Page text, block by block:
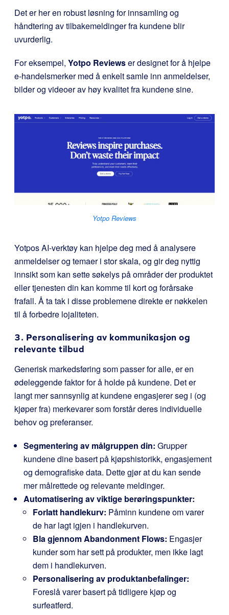
Det er her en robust løsning for innsamling og
håndtering av tilbakemeldinger fra kundene blir
uvurderlig.
For eksempel, Yotpo Reviewser designet for å hjelpe
e-handelsmerker med å enkelt samle inn anmeldelser,
bilder og videoer av høy kvalitet fra kundene sine.
Yotpo Reviews
Yotpos AI-verktøy kan hjelpe deg med å analysere
anmeldelser og temaer i stor skala, og gir deg nyttig
innsikt som kan sette søkelys på områder der produktet
eller tjenesten din kan komme til kort og forårsake
frafall. Å ta tak i disse problemene direkte er nøkkelen
til å forbedre lojaliteten.
3. Personalisering av kommunikasjon og
relevante tilbud
Generisk markedsføring som passer for alle, er en
ødeleggende faktor for å holde på kundene. Det er
langt mer sannsynlig at kundene engasjerer seg i (og
kjøper fra) merkevarer som forstår deres individuelle
behov og preferanser.
Segmentering av målgruppen din: Grupper
kundene dine basert på kjøpshistorikk, engasjement
og demografiske data. Dette gjør at du kan sende
mer målrettede og relevante meldinger.
Automatisering av viktige berøringspunkter:
Forlatt handlekurv: Påminn kundene om varer
de har lagt igjen i handlekurven.
Bla gjennom Abandonment Flows: Engasjer
kunder som har sett på produkter, men ikke lagt
dem i handlekurven.
Personalisering av produktanbefalinger:
Foreslå varer basert på tidligere kjøp og
surfeatferd.